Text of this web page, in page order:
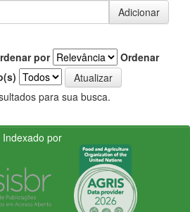
por
Ordenar
para sua busca.
Indexado por